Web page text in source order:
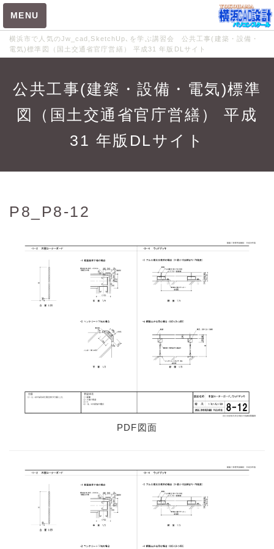
MENU
横浜市で人気のJw_cad,SketchUp､を学ぶ講習会 公共工事(建築・設備・
電気)標準図（国土交通省官庁営繕） 平成31 年版DLサイト
公共工事(建築・設備・電気)標準
図（国土交通省官庁営繕） 平成
31 年版DLサイト
P8_P8-12
PDF図面
公共工事標準図
機械設備工事図
トップ
建築工事標準詳細図H28
図番P-1：7-01
図番P-2：7-11
図番P-3：7-12
図番P-4：7-13
図番P-5：7-21
図番P-6：8-01
図番P-7：8-11
図番P-10：8-21
図番P-11：8-22
図番P-12：8-31